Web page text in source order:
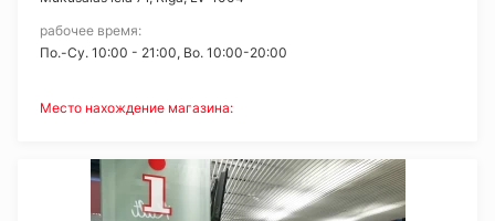
рабочее время:
Пo.-Су. 10:00 - 21:00, Bo. 10:00-20:00
Место нахождение магазина: